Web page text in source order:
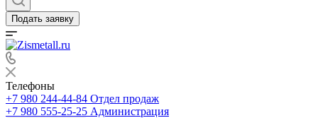
Подать заявку
Телефоны
+7 980 244-44-84 Отдел продаж
+7 980 555-25-25 Администрация